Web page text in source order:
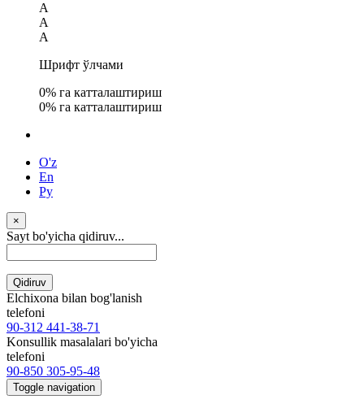
A
A
A
Шрифт ўлчами
0% га катталаштириш
0% га катталаштириш
O'z
En
Ру
×
Sayt bo'yicha qidiruv...
Qidiruv
Elchixona bilan bog'lanish
telefoni
90-312 441-38-71
Konsullik masalalari bo'yicha
telefoni
90-850 305-95-48
Toggle navigation